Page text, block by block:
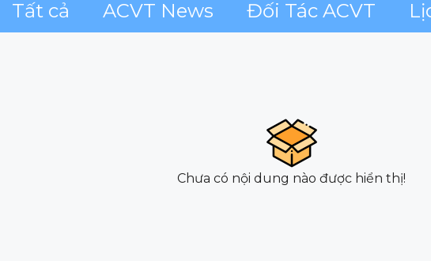
Tất cả ACVT News Đối Tác ACVT
Chưa có nội dung nào được hiển thị!